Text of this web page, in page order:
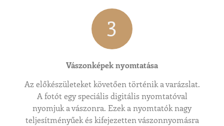
3
Vászonképek nyomtatása
Az előkészületeket követően történik a varázslat.
A fotót egy speciális digitális nyomtatóval
nyomjuk a vászonra. Ezek a nyomtatók nagy
teljesítményűek és kifejezetten vászonnyomásra